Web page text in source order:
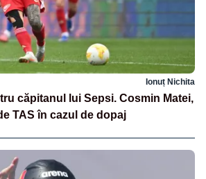
Ionuț Nichita
căpitanul lui Sepsi. Cosmin Matei,
TAS în cazul de dopaj